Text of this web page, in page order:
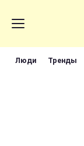
Люди Тренды